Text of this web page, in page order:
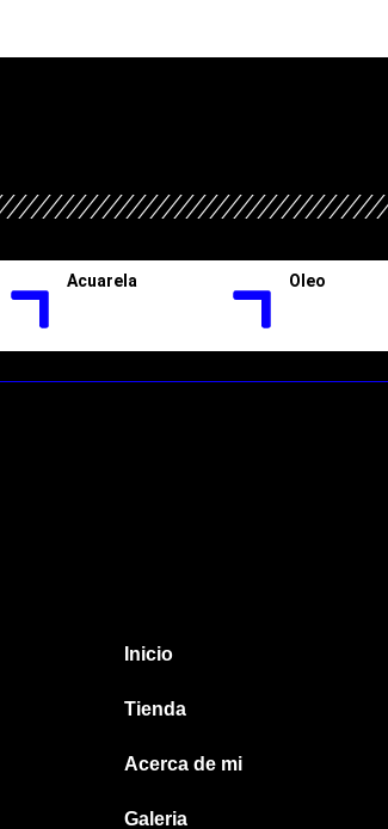
Acuarela Oleo
Inicio
Tienda
Acerca de mi
Galeria